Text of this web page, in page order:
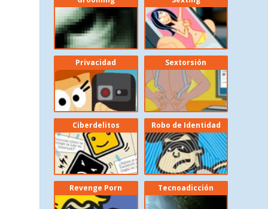
Privacidad Sextorsión
Ciberdelitos Robo de Identidad
Revenge Porn Tecnoadicción